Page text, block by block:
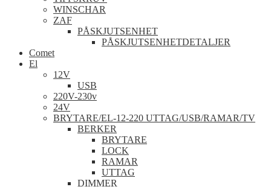
WINSCHAR
ZAF
PÅSKJUTSENHET
PÅSKJUTSENHETDETALJER
Comet
El
12V
USB
220V-230v
24V
BRYTARE/EL-12-220 UTTAG/USB/RAMAR/TV
BERKER
BRYTARE
LOCK
RAMAR
UTTAG
DIMMER